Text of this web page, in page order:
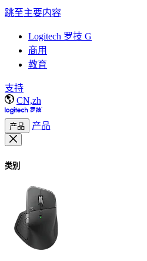
跳至主要内容
Logitech 罗技 G
商用
教育
支持
CN,zh
产品 产品
类别